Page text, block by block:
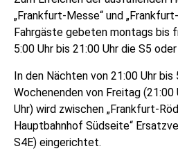
„Frankfurt-Messe“ und
Fahrgäste gebeten montags bis
5:00 Uhr bis 21:00 Uhr die S5
In den Nächten von 21:00 Uhr bis
Wochenenden von Freitag
Uhr) wird zwischen „Frankfurt-
Hauptbahnhof Südseite“
S4E) eingerichtet.